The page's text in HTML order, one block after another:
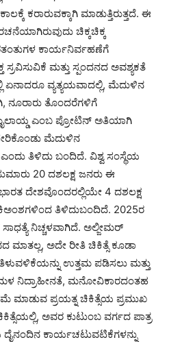
ಕರಾರುವಕ್ಕಾಗಿ ಮಾಡುತ್ತಿರುತ್ತದೆ. ಈ
ಚಿಕ್ಕಚಿಕ್ಕ
ಕಾರ್ಯನಿರ್ವಹಣೆಗೆ
ಮತ್ತು ಸ್ಪಂದನದ ಅವಶ್ಯಕತೆ
ಏನಾದರೂ ವ್ಯತ್ಯಯವಾದಲ್ಲಿ, ಮೆದುಳಿನ
ನೂರಾರು ತೊಂದರೆಗಳಿಗೆ
ಎಂಬ ಪ್ರೋಟಿನ್ ಅತಿಯಾಗಿ
ಮೆದುಳಿನ
ಎಂದು ತಿಳಿದು ಬಂದಿದೆ. ವಿಶ್ವ ಸಂಸ್ಥೆಯ
20 ದಶಲಕ್ಷ ಜನರು ಈ
ದೇಶವೊಂದರಲ್ಲಿಯೇ 4 ದಶಲಕ್ಷ
ತಿಳಿದುಬಂದಿದೆ. 2025ರ
ನಿಚ್ಚಳವಾಗಿದೆ. ಅಲ್ಜೀಮರ್
ಮಾತಲ್ಲ, ಅದೇ ರೀತಿ ಚಿಕಿತ್ಸೆ ಕೂಡಾ
ಉತ್ತಮ ಪಡಿಸಲು ಮತ್ತು
ನಿದ್ರಾಹೀನತೆ, ಮನೋವಿಕಾರದಂತಹ
ಮಾಡುವ ಪ್ರಯತ್ನ ಚಿಕಿತ್ಸೆಯ ಪ್ರಮುಖ
ಅವರ ಕುಟುಂಬ ವರ್ಗದ ಪಾತ್ರ
ಕಾರ್ಯಚಟುವಟಿಕೆಗಳನ್ನು